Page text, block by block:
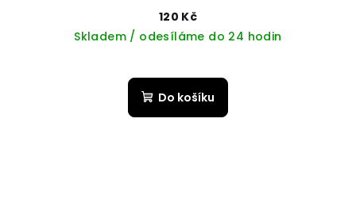
120 Kč
Skladem / odesíláme do 24 hodin
Do košíku